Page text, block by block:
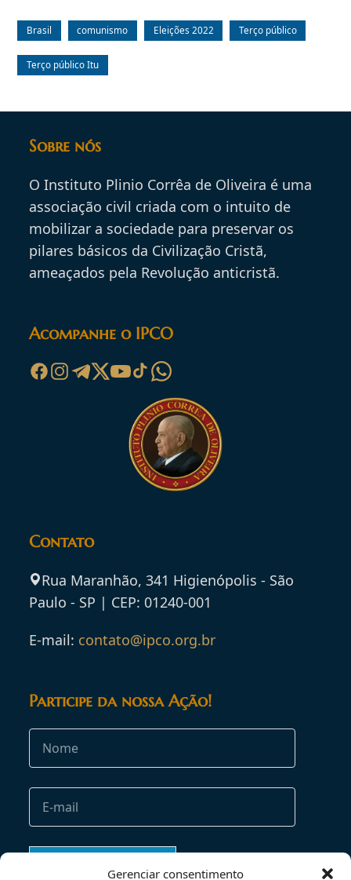
Gerenciar consentimento
Brasil comunismo Eleições 2022 Terço público
Terço público Itu
Sobre nós
O Instituto Plinio Corrêa de Oliveira é uma
associação civil criada com o intuito de
mobilizar a sociedade para preservar os
pilares básicos da Civilização Cristã,
ameaçados pela Revolução anticristã.
Acompanhe o IPCO
Contato
Rua Maranhão, 341 Higienópolis - São
Paulo - SP | CEP: 01240-001
E-mail: contato@ipco.org.br
Participe da nossa Ação!